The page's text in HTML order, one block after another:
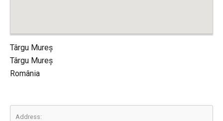
Târgu Mureș
Târgu Mureș
România
Address: